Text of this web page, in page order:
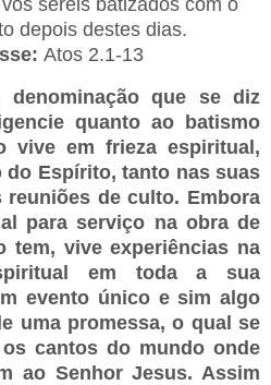
sereis batizados com o
depois destes dias.
Atos 2.1-13
denominação que se diz
quanto ao batismo
vive em frieza espiritual,
do Espírito, tanto nas suas
de culto. Embora
para serviço na obra de
tem, vive experiências na
em toda a sua
evento único e sim algo
uma promessa, o qual se
cantos do mundo onde
ao Senhor Jesus. Assim